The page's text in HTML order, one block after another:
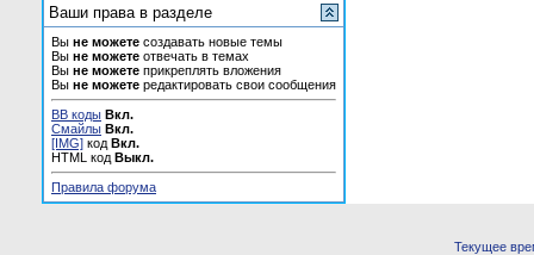
Ваши права в разделе
Вы не можете создавать новые темы
Вы не можете отвечать в темах
Вы не можете прикреплять вложения
Вы не можете редактировать свои сообщения
BB коды Вкл.
Смайлы Вкл.
[IMG] код Вкл.
HTML код Выкл.
Правила форума
Текущее